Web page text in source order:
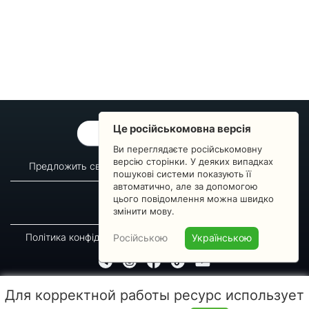
ОБРАТНАЯ СВЯЗЬ
Предложить свой вопрос Статистика изменений
О сервисе
Преподавателям
Новости
Пульс страны
Політика конфіденційності Угода підписника
Копирование, перепечатка либо использование материалов данной страницы для
Це російськомовна версія
Ви переглядаєте російськомовну
версію сторінки. У деяких випадках
пошукові системи показують її
автоматично, але за допомогою
цього повідомлення можна швидко
змінити мову.
Російською Українською
Для корректной работы ресурс использует